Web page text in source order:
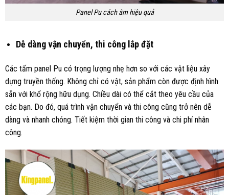
Panel Pu cách âm hiệu quả
Dễ dàng vận chuyển, thi công lắp đặt
Các tấm panel Pu có trọng lượng nhẹ hơn so với các vật liệu xây
dựng truyền thống. Không chỉ có vật, sản phẩm còn được định hình
sẵn với khổ rộng hữu dụng. Chiều dài có thể cắt theo yêu cầu của
các bạn. Do đó, quá trình vận chuyển và thi công cũng trở nên dễ
dàng và nhanh chóng. Tiết kiệm thời gian thi công và chi phí nhân
công.